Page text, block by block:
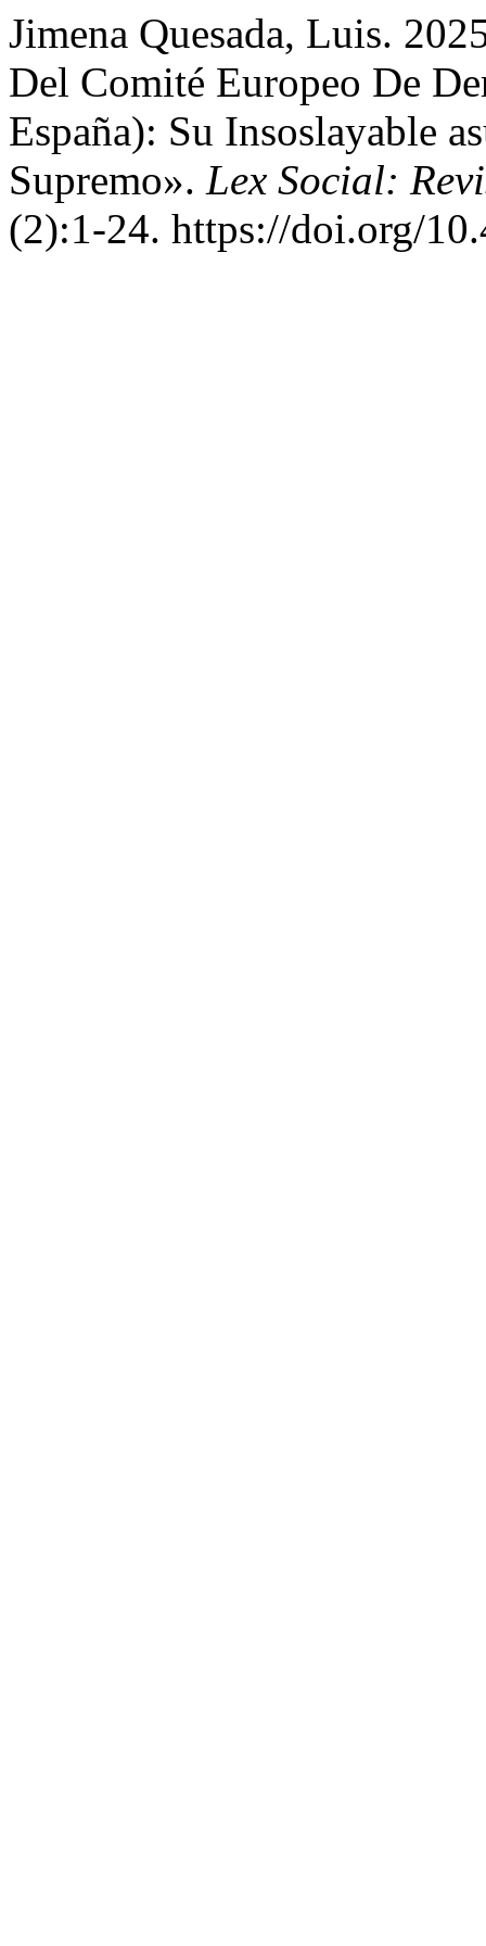
Jimena Quesada, Luis.
Del Comité Europeo De
España): Su Insoslayable
Supremo». Lex Social:
(2):1-24. https://doi.org/